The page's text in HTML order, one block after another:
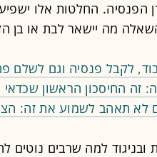
הפנסיה. החלטות אלו
מה יישאר לבת או בן
לקבל פנסיה וגם לשלם
זה החיסכון הראשון
לא תאהב לשמוע את זה:
ובניגוד למה שרבים